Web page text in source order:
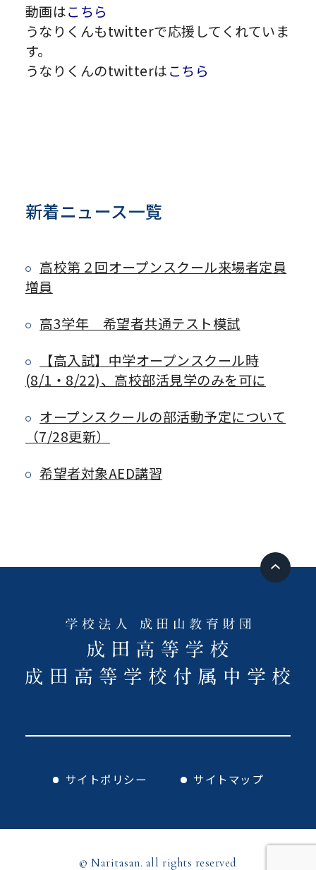
動画はこちら
うなりくんもtwitterで応援してくれていま
す。
うなりくんのtwitterはこちら
新着ニュース一覧
高校第２回オープンスクール来場者定員
増員
高3学年 希望者共通テスト模試
【高入試】中学オープンスクール時
(8/1・8/22)、高校部活見学のみを可に
オープンスクールの部活動予定について
（7/28更新）
希望者対象AED講習
サイトポリシー サイトマップ
© Naritasan. all rights reserved